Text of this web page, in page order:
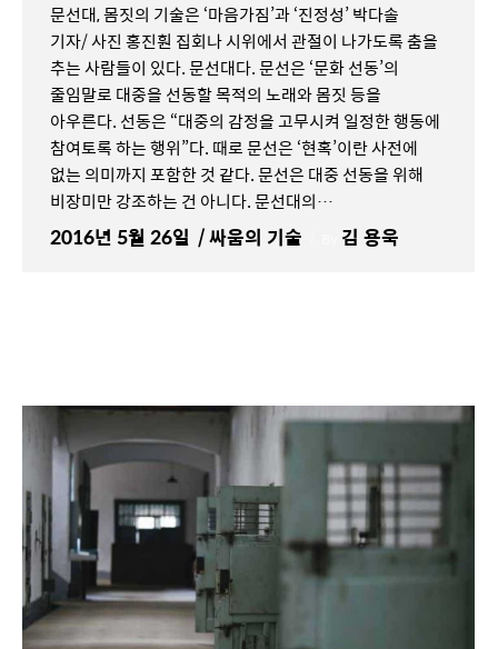
문선대, 몸짓의 기술은 ‘마음가짐’과 ‘진정성’ 박다솔
기자/ 사진 홍진훤 집회나 시위에서 관절이 나가도록 춤을
추는 사람들이 있다. 문선대다. 문선은 ‘문화 선동’의
줄임말로 대중을 선동할 목적의 노래와 몸짓 등을
아우른다. 선동은 “대중의 감정을 고무시켜 일정한 행동에
참여토록 하는 행위”다. 때로 문선은 ‘현혹’이란 사전에
없는 의미까지 포함한 것 같다. 문선은 대중 선동을 위해
비장미만 강조하는 건 아니다. 문선대의…
2016년 5월 26일 싸움의 기술 김 용욱